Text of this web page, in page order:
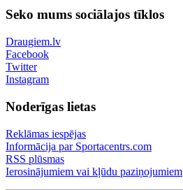
Seko mums sociālajos tīklos
Draugiem.lv
Facebook
Twitter
Instagram
Noderīgas lietas
Reklāmas iespējas
Informācija par Sportacentrs.com
RSS plūsmas
Ierosinājumiem vai kļūdu paziņojumiem